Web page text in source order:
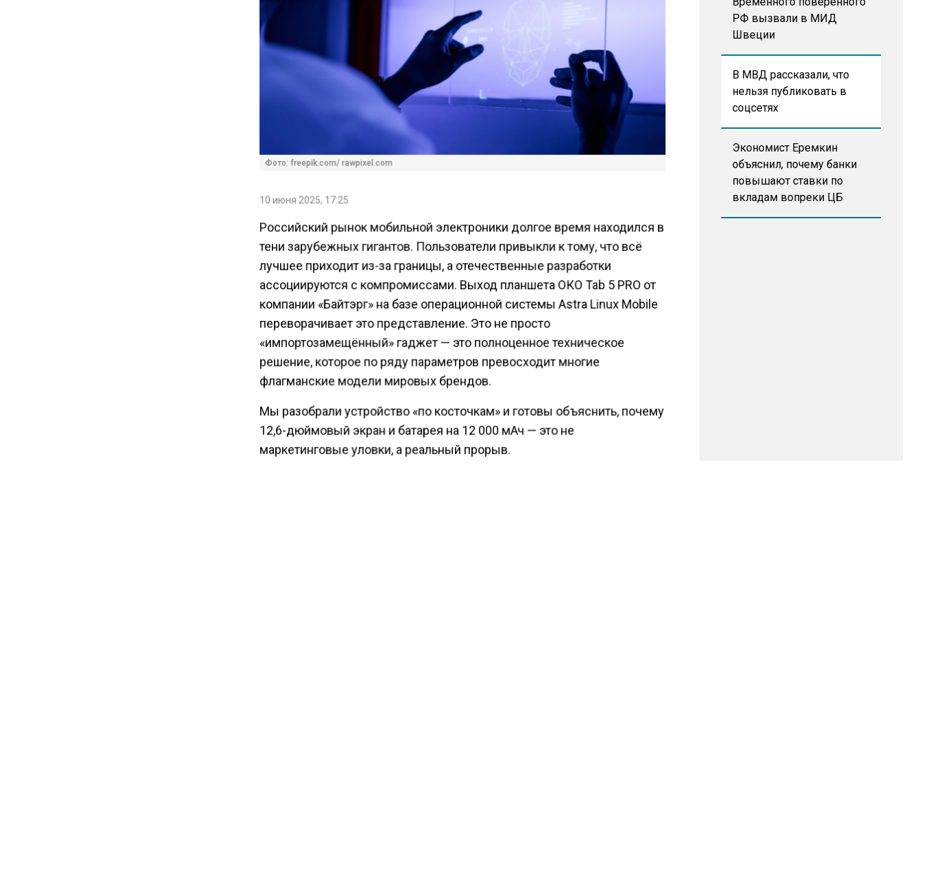
Фото: freepik.com/ rawpixel.com
10 июня 2025, 17:25
Российский рынок мобильной электроники долгое время находился в
тени зарубежных гигантов. Пользователи привыкли к тому, что всё
лучшее приходит из-за границы, а отечественные разработки
ассоциируются с компромиссами. Выход планшета ОКО Tab 5 PRO от
компании «Байтэрг» на базе операционной системы Astra Linux Mobile
переворачивает это представление. Это не просто
«импортозамещённый» гаджет — это полноценное техническое
решение, которое по ряду параметров превосходит многие
флагманские модели мировых брендов.
Мы разобрали устройство «по косточкам» и готовы объяснить, почему
12,6-дюймовый экран и батарея на 12 000 мАч — это не
маркетинговые уловки, а реальный прорыв.
РФ вызвали в МИД
Швеции
В МВД рассказали, что
нельзя публиковать в
соцсетях
Экономист Еремкин
объяснил, почему банки
повышают ставки по
вкладам вопреки ЦБ